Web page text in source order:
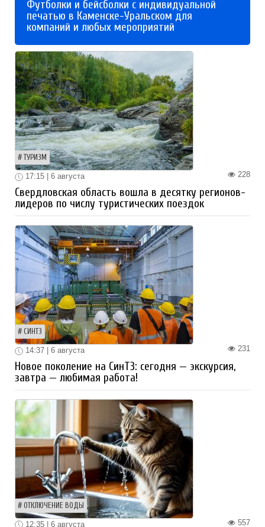
Футболки и бейсболки с индивидуальной
печатью в Каменске-Уральском для
компаний и любых мероприятий
ТУРИЗМ
228
17:15 | 6 августа
Свердловская область вошла в десятку регионов-
лидеров по числу туристических поездок
СИНТЗ
231
14:37 | 6 августа
Новое поколение на СинТЗ: сегодня — экскурсия,
завтра — любимая работа!
ОТКЛЮЧЕНИЕ ВОДЫ
557
12:35 | 6 августа